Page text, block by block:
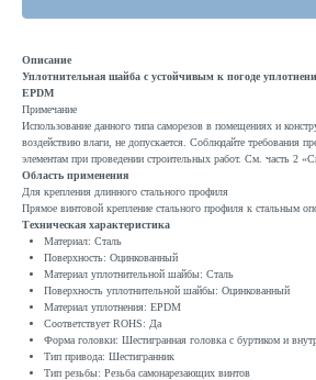
Описание
Уплотнительная шайба с устойчивым к погоде
EPDM
Примечание
Использование данного типа саморезов в помещениях и
воздействию влаги, не допускается. Соблюдайте требования
элементам при проведении строительных работ. См. часть 2
Область применения
Для крепления длинного стального профиля
Прямое винтовой крепление стального профиля к стальным
Техническая характеристика
Материал: Сталь
Поверхность: Оцинкованный
Материал уплотнительной шайбы: Сталь
Поверхность уплотнительной шайбы: Оцинкованный
Материал уплотнения: EPDM
Соответствует ROHS: Да
Форма головки: Шестигранная головка с буртиком и
Тип привода: Шестигранник
Тип резьбы: Резьба самонарезающих винтов